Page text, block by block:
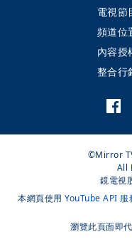
電視節
頻道位
內容授
整合行
©Mirror
All
鏡電視
本網頁使用 YouTube API 服
瀏覽此頁面即